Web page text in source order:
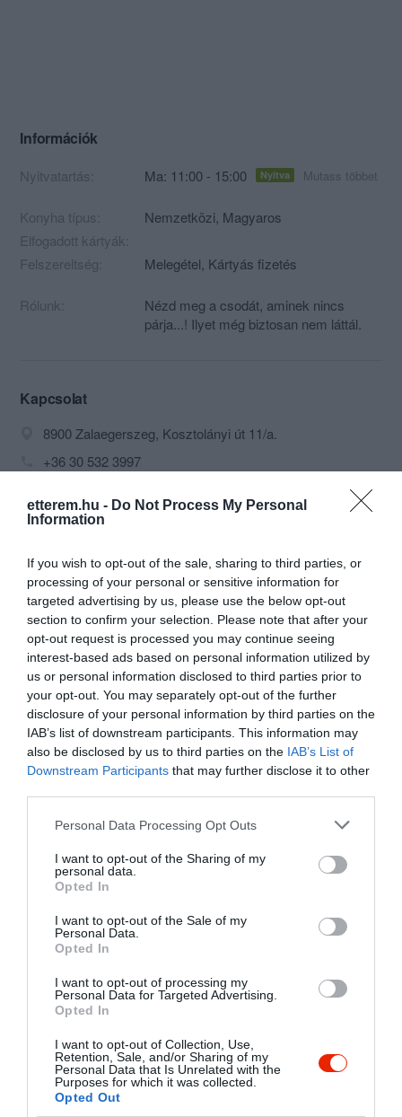
etterem.hu - Do Not Process My Personal
Information
If you wish to opt-out of the sale, sharing to third parties, or
processing of your personal or sensitive information for
targeted advertising by us, please use the below opt-out
section to confirm your selection. Please note that after your
opt-out request is processed you may continue seeing
interest-based ads based on personal information utilized by
us or personal information disclosed to third parties prior to
your opt-out. You may separately opt-out of the further
disclosure of your personal information by third parties on the
IAB’s list of downstream participants. This information may
also be disclosed by us to third parties on the IAB’s List of
Downstream Participants that may further disclose it to other
Please note that this website/app uses one or more Google
not limited to your visit or usage behaviour. You may click to
grant or deny consent to Google and its third-party tags to
use your data for below specified purposes in below Google
consent section.
Personal Data Processing Opt Outs
I want to opt-out of the Sharing of my
personal data.
Opted In
I want to opt-out of the Sale of my
Personal Data.
Opted In
I want to opt-out of processing my
Personal Data for Targeted Advertising.
Opted In
I want to opt-out of Collection, Use,
Retention, Sale, and/or Sharing of my
Personal Data that Is Unrelated with the
Purposes for which it was collected.
Opted Out
Információk
Nyitvatartás: Ma: 11:00 - 15:00 Nyitva Mutass többet
Konyha típus: Nemzetközi, Magyaros
Elfogadott kártyák:
Felszereltség:
Melegétel, Kártyás fizetés
Rólunk:
Nézd meg a csodát, aminek nincs
párja...! Ilyet még biztosan nem láttál.
Kapcsolat
8900 Zalaegerszeg, Kosztolányi út 11/a.
+36 30 532 3997
http://paradicsometterem.hu/
Probléma jelentése Te vagy a tulajdonos?